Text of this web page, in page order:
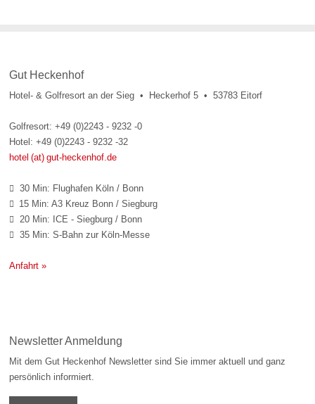
Gut Heckenhof
Hotel- & Golfresort an der Sieg • Heckerhof 5 • 53783 Eitorf
Golfresort: +49 (0)2243 - 9232 -0
Hotel: +49 (0)2243 - 9232 -32
hotel (at) gut-heckenhof.de
 30 Min: Flughafen Köln / Bonn
 15 Min: A3 Kreuz Bonn / Siegburg
 20 Min: ICE - Siegburg / Bonn
 35 Min: S-Bahn zur Köln-Messe
Anfahrt »
Newsletter Anmeldung
Mit dem Gut Heckenhof Newsletter sind Sie immer aktuell und ganz
persönlich informiert.